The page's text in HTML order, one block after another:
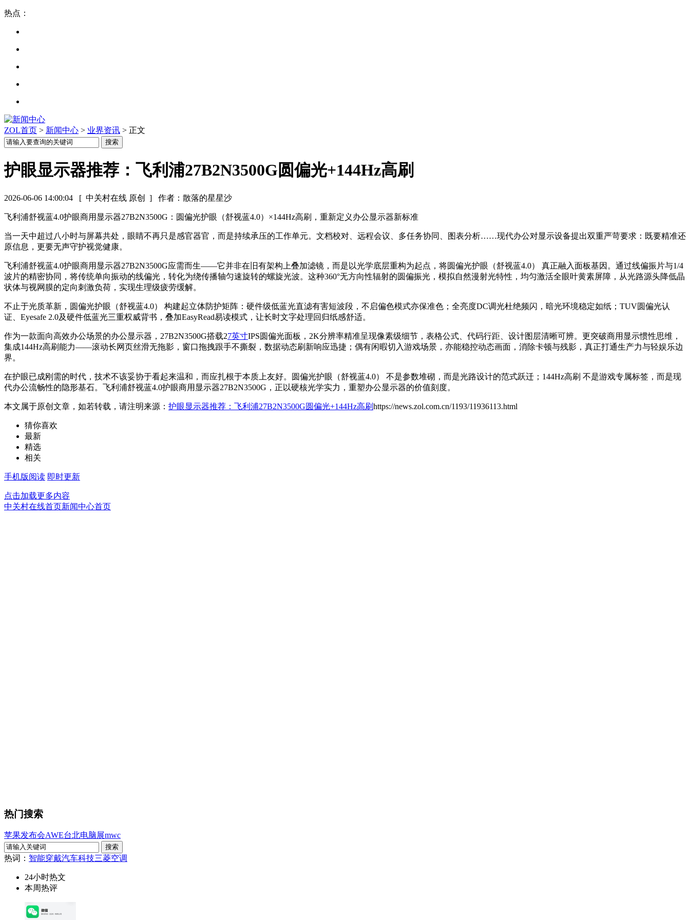
热点：
ZOL首页 > 新闻中心 > 业界资讯 > 正文
护眼显示器推荐：飞利浦27B2N3500G圆偏光+144Hz高刷
2026-06-06 14:00:04 [ 中关村在线 原创 ] 作者：散落的星星沙
飞利浦舒视蓝4.0护眼商用显示器27B2N3500G：圆偏光护眼（舒视蓝4.0）×144Hz高刷，重新定义办公显示器新标准
当一天中超过八小时与屏幕共处，眼睛不再只是感官器官，而是持续承压的工作单元。文档校对、远程会议、多任务协同、图表分析……现代办公对显示设备提出双重严苛要求：既要精准还
原信息，更要无声守护视觉健康。
飞利浦舒视蓝4.0护眼商用显示器27B2N3500G应需而生——它并非在旧有架构上叠加滤镜，而是以光学底层重构为起点，将圆偏光护眼（舒视蓝4.0） 真正融入面板基因。通过线偏振片与1/4
波片的精密协同，将传统单向振动的线偏光，转化为绕传播轴匀速旋转的螺旋光波。这种360°无方向性辐射的圆偏振光，模拟自然漫射光特性，均匀激活全眼叶黄素屏障，从光路源头降低晶
状体与视网膜的定向刺激负荷，实现生理级疲劳缓解。
不止于光质革新，圆偏光护眼（舒视蓝4.0） 构建起立体防护矩阵：硬件级低蓝光直滤有害短波段，不启偏色模式亦保准色；全亮度DC调光杜绝频闪，暗光环境稳定如纸；TUV圆偏光认
证、Eyesafe 2.0及硬件低蓝光三重权威背书，叠加EasyRead易读模式，让长时文字处理回归纸感舒适。
作为一款面向高效办公场景的办公显示器，27B2N3500G搭载27英寸IPS圆偏光面板，2K分辨率精准呈现像素级细节，表格公式、代码行距、设计图层清晰可辨。更突破商用显示惯性思维，
集成144Hz高刷能力——滚动长网页丝滑无拖影，窗口拖拽跟手不撕裂，数据动态刷新响应迅捷；偶有闲暇切入游戏场景，亦能稳控动态画面，消除卡顿与残影，真正打通生产力与轻娱乐边
界。
在护眼已成刚需的时代，技术不该妥协于看起来温和，而应扎根于本质上友好。圆偏光护眼（舒视蓝4.0） 不是参数堆砌，而是光路设计的范式跃迁；144Hz高刷 不是游戏专属标签，而是现
代办公流畅性的隐形基石。飞利浦舒视蓝4.0护眼商用显示器27B2N3500G，正以硬核光学实力，重塑办公显示器的价值刻度。
本文属于原创文章，如若转载，请注明来源： 护眼显示器推荐：飞利浦27B2N3500G圆偏光+144Hz高刷https://news.zol.com.cn/1193/11936113.html
猜你喜欢
最新
精选
相关
手机版阅读 即时更新
点击加载更多内容
中关村在线首页新闻中心首页
热门搜索
苹果发布会AWE台北电脑展mwc
热词： 智能穿戴汽车科技三菱空调
24小时热文
本周热评